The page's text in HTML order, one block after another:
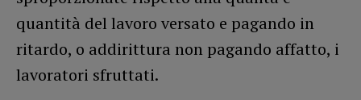
quantità del lavoro versato e pagando in
ritardo, o addirittura non pagando affatto, i
lavoratori sfruttati.